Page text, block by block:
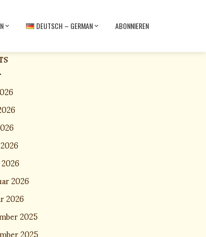
DEUTSCH – GERMAN ABONNIEREN
2026
2026
2025